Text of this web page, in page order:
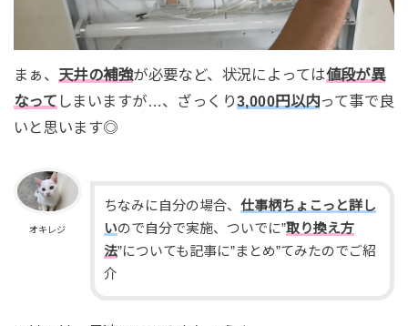
まぁ、 天井の補強が必要など、状況によっては値段が異
なって しまいますが…、ざっくり3,000円以内って事で良
いと思います◎
オキレジ
ちなみに自分の場合、 仕事柄ちょこっと詳し
いので自分で実施、ついでに”取り換え方
法”についても記事に”まとめ”てみたのでご紹
介